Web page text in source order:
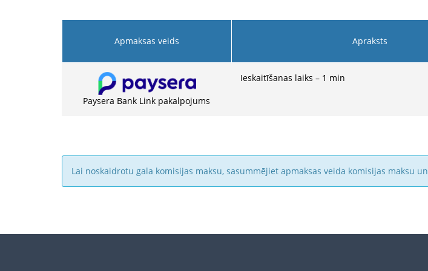
Apmaksas veids Apraksts
Paysera Bank Link pakalpojums
Ieskaitīšanas laiks – 1 min
Lai noskaidrotu gala komisijas maksu, sasummējiet apmaksas veida komisijas maksu un